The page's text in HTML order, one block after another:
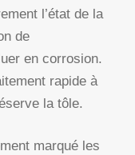
l’état de la
de
en corrosion.
rapide à
la tôle.
marqué les